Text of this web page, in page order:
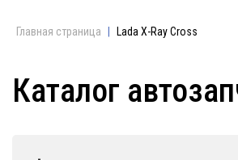
Главная страница Lada X-Ray Cross
Каталог